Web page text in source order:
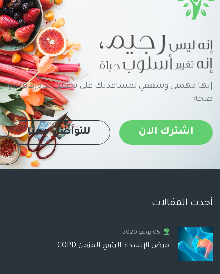
إنها مهمتي وشغفي لمساعدتك على تحقيق حياةرفاهية و
صحة
اشترك الان للتواصل معنا
أحدث المقالات
05 يوليو,2020
مرض الإنسداد الرئوي المزمن COPD